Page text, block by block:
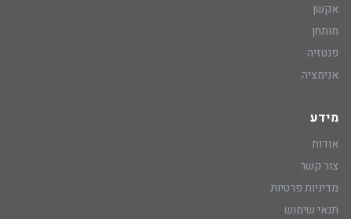
אקשן
מותחן
פנטזיה
אנימציה
מידע
אודות
צור קשר
מדיניות פרטיות
תנאי שימוש